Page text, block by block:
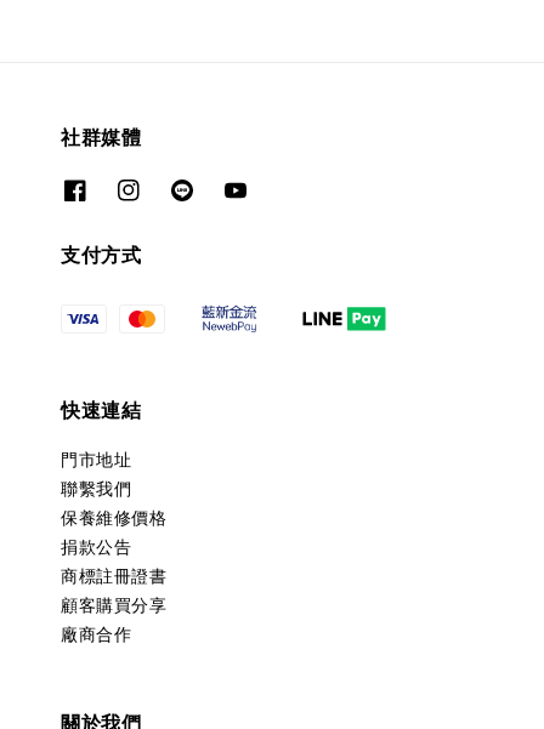
社群媒體
支付方式
快速連結
門市地址
聯繫我們
保養維修價格
捐款公告
商標註冊證書
顧客購買分享
廠商合作
關於我們